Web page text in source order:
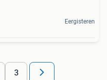
Eergisteren
3